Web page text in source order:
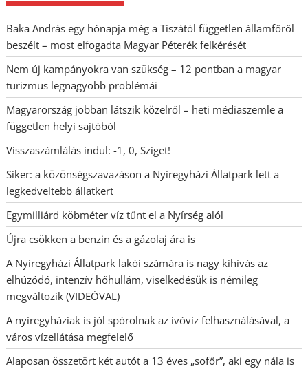
Baka András egy hónapja még a Tiszától független államfőről
beszélt – most elfogadta Magyar Péterék felkérését
Nem új kampányokra van szükség – 12 pontban a magyar
turizmus legnagyobb problémái
Magyarország jobban látszik közelről – heti médiaszemle a
független helyi sajtóból
Visszaszámlálás indul: -1, 0, Sziget!
Siker: a közönségszavazáson a Nyíregyházi Állatpark lett a
legkedveltebb állatkert
Egymilliárd köbméter víz tűnt el a Nyírség alól
Újra csökken a benzin és a gázolaj ára is
A Nyíregyházi Állatpark lakói számára is nagy kihívás az
elhúzódó, intenzív hőhullám, viselkedésük is némileg
megváltozik (VIDEÓVAL)
A nyíregyháziak is jól spórolnak az ivóvíz felhasználásával, a
város vízellátása megfelelő
Alaposan összetört két autót a 13 éves „sofőr”, aki egy nála is